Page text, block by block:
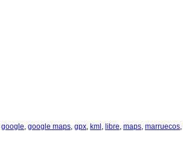
google, google maps, gpx, kml, libre, maps, marruecos,